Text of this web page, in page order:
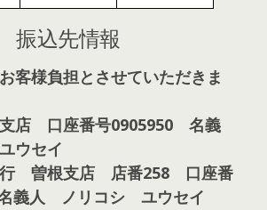
振込先情報
客様負担とさせていただきま
店 口座番号0905950 名義
ウセイ
行 曽根支店 店番258 口座番
義人 ノリコシ ユウセイ